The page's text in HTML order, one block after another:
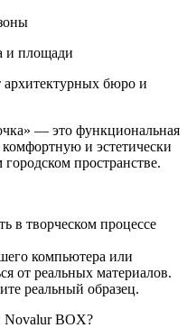
и площади
архитектурных бюро и
— это функциональная
и эстетически
пространстве.
в творческом процессе
компьютера или
от реальных материалов.
реальный образец.
Novalur BOX?